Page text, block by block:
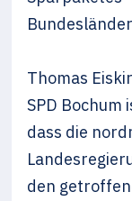
Thomas
SPD
dass die
den